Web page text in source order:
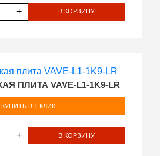
+ В КОРЗИНУ
ПЛИТА VAVE-L1-1K9-LR
КУПИТЬ В 1 КЛИК
+ В КОРЗИНУ